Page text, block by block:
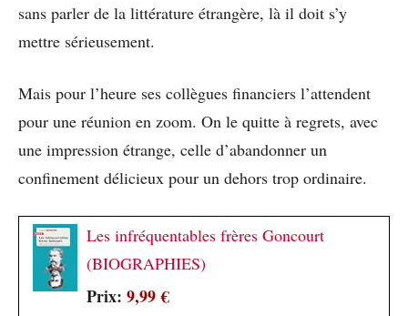
sans parler de la littérature étrangère, là il doit s’y
mettre sérieusement.
Mais pour l’heure ses collègues financiers l’attendent
pour une réunion en zoom. On le quitte à regrets, avec
une impression étrange, celle d’abandonner un
confinement délicieux pour un dehors trop ordinaire.
Les infréquentables frères Goncourt
(BIOGRAPHIES)
Prix: 9,99 €